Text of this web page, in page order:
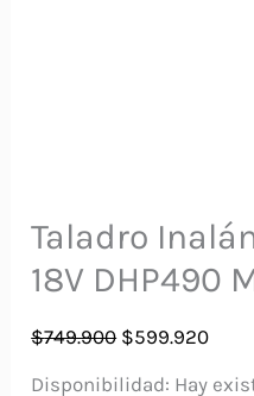
Taladro
18V DHP490
$749.900 El
precio
$599.920El
precio
Disponibilidad: Hay